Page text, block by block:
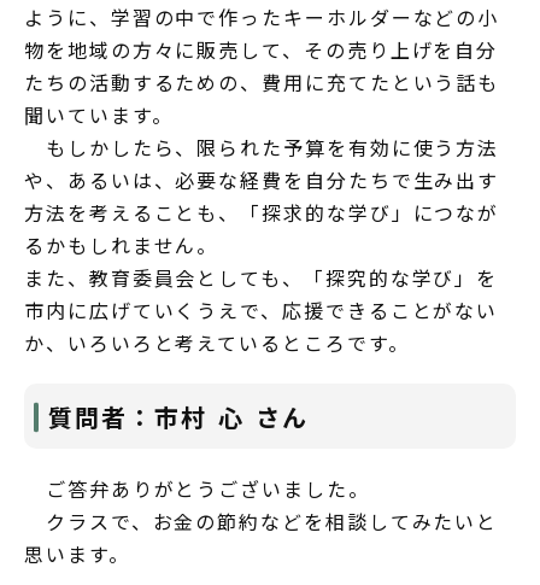
ように、学習の中で作ったキーホルダーなどの小
物を地域の方々に販売して、その売り上げを自分
たちの活動するための、費用に充てたという話も
聞いています。
もしかしたら、限られた予算を有効に使う方法
や、あるいは、必要な経費を自分たちで生み出す
方法を考えることも、「探求的な学び」につなが
るかもしれません。
また、教育委員会としても、「探究的な学び」を
市内に広げていくうえで、応援できることがない
か、いろいろと考えているところです。
質問者：市村 心 さん
ご答弁ありがとうございました。
クラスで、お金の節約などを相談してみたいと
思います。